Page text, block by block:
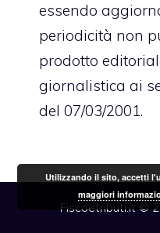
essendo
periodicità non
prodotto
giornalistica ai
del 07/03/2001.
Fiscoetributi.it ©
Utilizzando il sito, accetti
maggiori